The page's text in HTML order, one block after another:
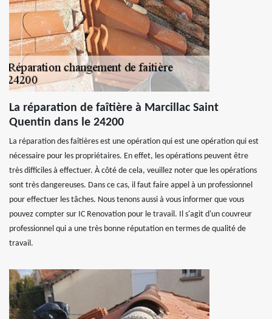
La réparation de faîtière à Marcillac Saint
Quentin dans le 24200
La réparation des faîtières est une opération qui est une opération qui est
nécessaire pour les propriétaires. En effet, les opérations peuvent être
très difficiles à effectuer. À côté de cela, veuillez noter que les opérations
sont très dangereuses. Dans ce cas, il faut faire appel à un professionnel
pour effectuer les tâches. Nous tenons aussi à vous informer que vous
pouvez compter sur IC Renovation pour le travail. Il s'agit d'un couvreur
professionnel qui a une très bonne réputation en termes de qualité de
travail.